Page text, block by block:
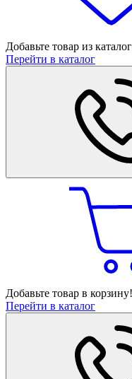
Добавьте товар из
Перейти в каталог
Добавьте товар в корзину!
Перейти в каталог